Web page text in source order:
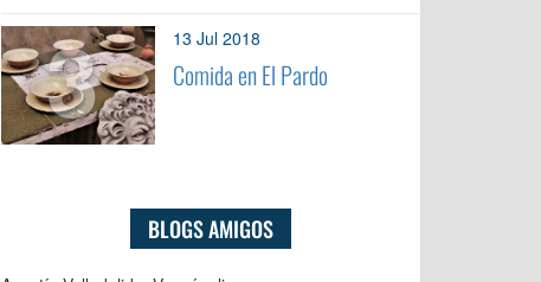
3 13 Jul 2018
Comida en El Pardo
BLOGS AMIGOS